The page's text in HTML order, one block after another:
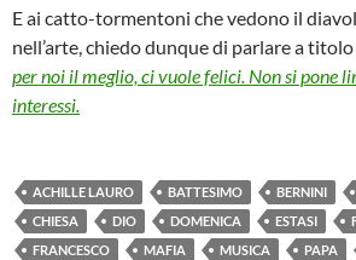
E ai catto-tormentoni che vedono il
nell’arte, chiedo dunque di parlare a
per noi il meglio, ci vuole felici. Non si pone
interessi.
ACHILLE LAURO BATTESIMO BERNINI
CHIESA
DIO DOMENICA ESTASI
FRANCESCO
MAFIA MUSICA PAPA